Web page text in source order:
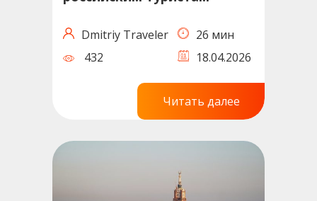
Dmitriy Traveler
26 мин
432
18.04.2026
Читать далее